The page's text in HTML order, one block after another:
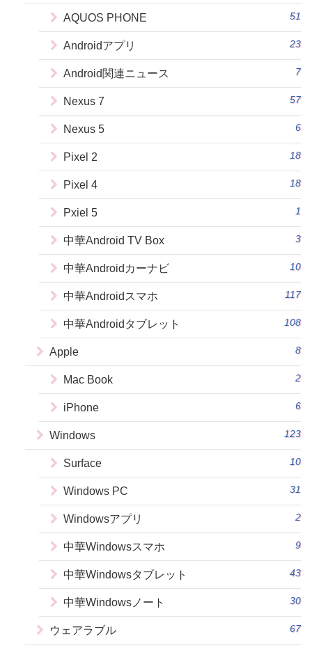
AQUOS PHONE 51
Androidアプリ 23
Android関連ニュース 7
Nexus 7 57
Nexus 5 6
Pixel 2 18
Pixel 4 18
Pxiel 5 1
中華Android TV Box 3
中華Androidカーナビ 10
中華Androidスマホ 117
中華Androidタブレット 108
Apple 8
Mac Book 2
iPhone 6
Windows 123
Surface 10
Windows PC 31
Windowsアプリ 2
中華Windowsスマホ 9
中華Windowsタブレット 43
中華Windowsノート 30
ウェアラブル 67